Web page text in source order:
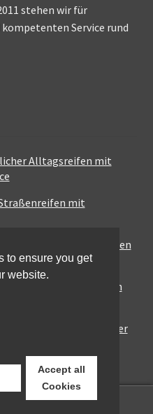
stehen wir für
Service rund
Alltagsreifen mit
Straßenreifen mit
Sport-Touring-Reifen
für den urbanen
Optik mit solider
to ensure you get
website.
Accept all
Cookies